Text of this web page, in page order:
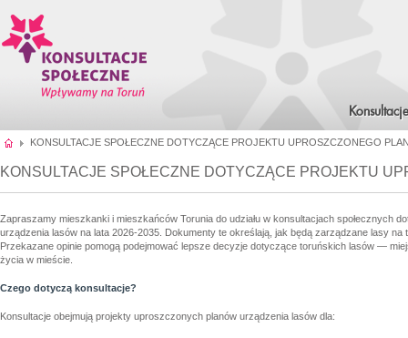
KONSULTACJE SPOŁECZNE DOTYCZĄCE PROJEKTU UPROSZCZONEGO
KONSULTACJE SPOŁECZNE DOTYCZĄCE PROJEKTU
Zapraszamy mieszkanki i mieszkańców Torunia do udziału w konsultacjach społecznych
urządzenia lasów na lata 2026-2035. Dokumenty te określają, jak będą zarządzane lasy
Przekazane opinie pomogą podejmować lepsze decyzje dotyczące toruńskich lasów —
życia w mieście.
Czego dotyczą konsultacje?
Konsultacje obejmują projekty uproszczonych planów urządzenia lasów dla: